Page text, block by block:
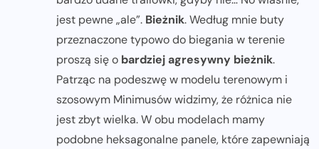
jest pewne „ale”. Bieżnik. Według mnie buty
przeznaczone typowo do biegania w terenie
proszą się o bardziej agresywny bieżnik.
Patrząc na podeszwę w modelu terenowym i
szosowym Minimusów widzimy, że różnica nie
jest zbyt wielka. W obu modelach mamy
podobne heksagonalne panele, które zapewniają